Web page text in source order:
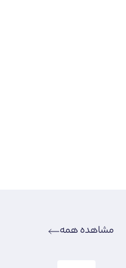
مشاهده همه